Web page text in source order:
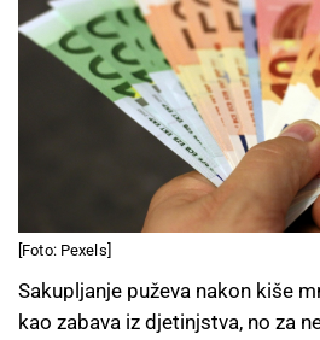
[Foto: Pexels]
Sakupljanje puževa nakon kiše
kao zabava iz djetinjstva, no za